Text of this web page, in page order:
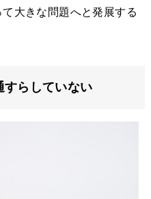
大きな問題へと発展する
すらしていない